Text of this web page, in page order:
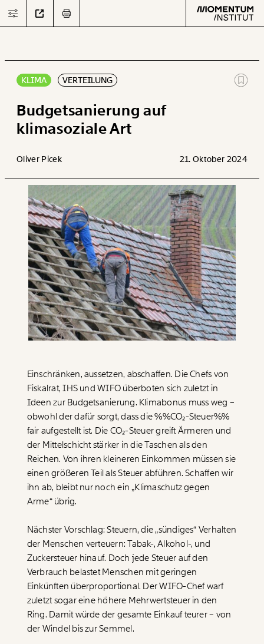
Arbeit
Verteilung
Klima
Datensätze
Paper der Woche
Projekte
Kürzungslandkarte
Erbschaftssteuer-Rechner
Koalitions-Kompass
Care-Rechner
Befristungs-Monitor
Pflegerechner
Parlagram
Über uns
Team
Jahresberichte
Pressebereich
Jobs & Fellowships
Text second
KLIMA VERTEILUNG
Budgetsanierung auf
klimasoziale Art
Oliver Picek 21. Oktober 2024
Einschränken, aussetzen, abschaffen. Die Chefs von
Fiskalrat, IHS und WIFO überboten sich zuletzt in
Ideen zur Budgetsanierung. Klimabonus muss weg –
obwohl der dafür sorgt, dass die %%CO₂-Steuer%%
fair aufgestellt ist. Die CO₂-Steuer greift Ärmeren und
der Mittelschicht stärker in die Taschen als den
Reichen. Von ihren kleineren Einkommen müssen sie
einen größeren Teil als Steuer abführen. Schaffen wir
ihn ab, bleibt nur noch ein „Klimaschutz gegen
Arme“ übrig.
Nächster Vorschlag: Steuern, die „sündiges“ Verhalten
der Menschen verteuern: Tabak-, Alkohol-, und
Zuckersteuer hinauf. Doch jede Steuer auf den
Verbrauch belastet Menschen mit geringen
Einkünften überproportional. Der WIFO-Chef warf
zuletzt sogar eine höhere Mehrwertsteuer in den
Ring. Damit würde der gesamte Einkauf teurer – von
der Windel bis zur Semmel.